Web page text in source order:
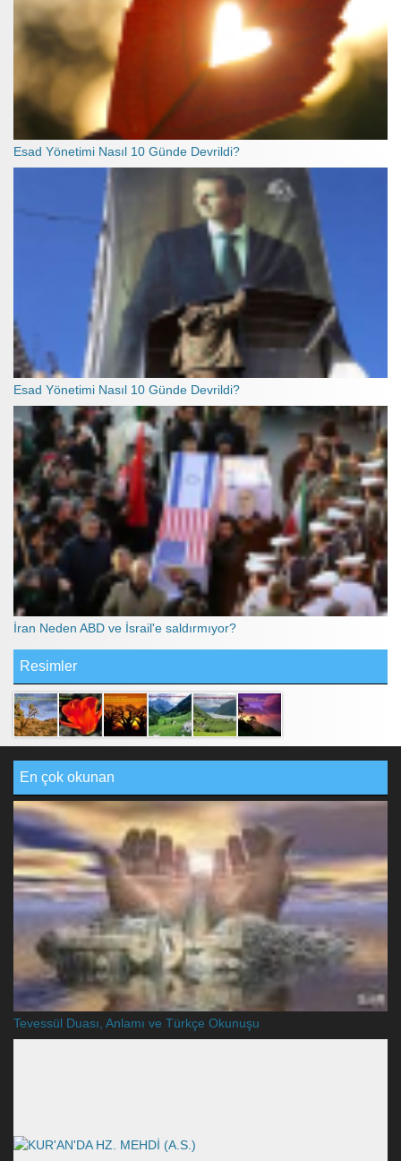
Esad Yönetimi Nasıl 10 Günde Devrildi?
Esad Yönetimi Nasıl 10 Günde Devrildi?
İran Neden ABD ve İsrail'e saldırmıyor?
Resimler
En çok okunan
Tevessül Duası, Anlamı ve Türkçe Okunuşu